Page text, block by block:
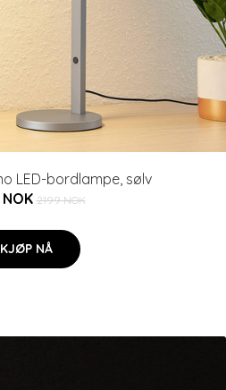
LED-bordlampe, sølv
2199 NOK
KJØP NÅ